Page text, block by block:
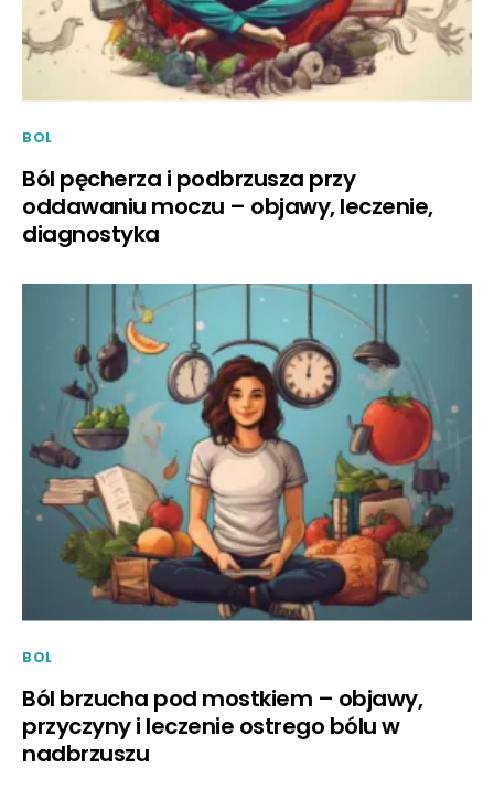
BOL
Ból pęcherza i podbrzusza przy
oddawaniu moczu – objawy, leczenie,
diagnostyka
BOL
Ból brzucha pod mostkiem – objawy,
przyczyny i leczenie ostrego bólu w
nadbrzuszu